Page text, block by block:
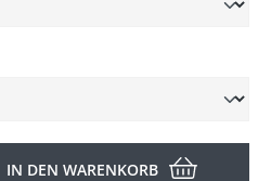
IN DEN WARENKORB